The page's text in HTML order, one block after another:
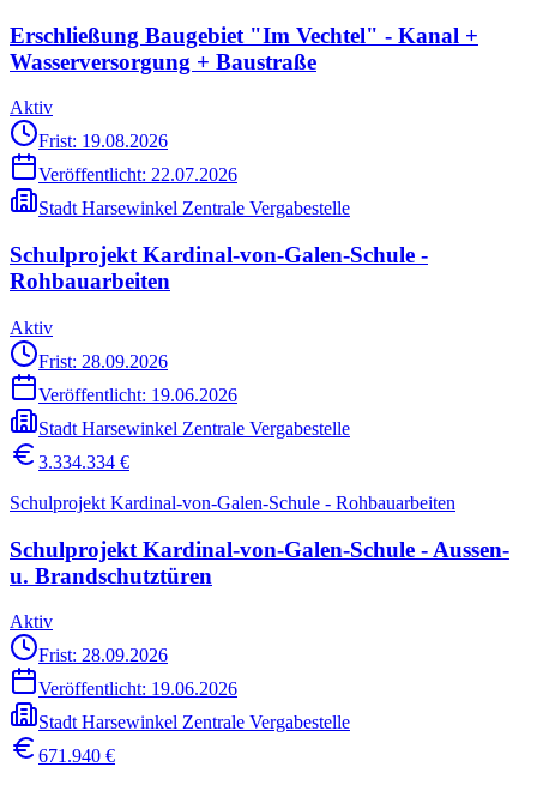
Erschließung Baugebiet "Im Vechtel" - Kanal +
Wasserversorgung + Baustraße
Aktiv
Frist: 19.08.2026
Veröffentlicht: 22.07.2026
Stadt Harsewinkel Zentrale Vergabestelle
Schulprojekt Kardinal-von-Galen-Schule -
Rohbauarbeiten
Aktiv
Frist: 28.09.2026
Veröffentlicht: 19.06.2026
Stadt Harsewinkel Zentrale Vergabestelle
3.334.334 €
Schulprojekt Kardinal-von-Galen-Schule - Rohbauarbeiten
Schulprojekt Kardinal-von-Galen-Schule - Aussen-
u. Brandschutztüren
Aktiv
Frist: 28.09.2026
Veröffentlicht: 19.06.2026
Stadt Harsewinkel Zentrale Vergabestelle
671.940 €